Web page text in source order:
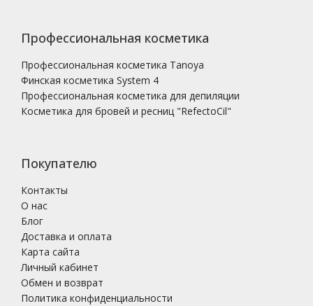
Профессиональная косметика
Профессиональная косметика Tanoya
Финская косметика System 4
Профессиональная косметика для депиляции
Косметика для бровей и ресниц "RefectoCil"
Покупателю
Контакты
О нас
Блог
Доставка и оплата
Карта сайта
Личный кабинет
Обмен и возврат
Политика конфиденциальности